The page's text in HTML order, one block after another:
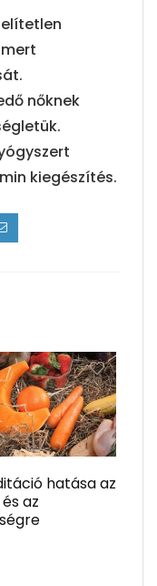
nőknek
kiegészítés.
hatása az
az